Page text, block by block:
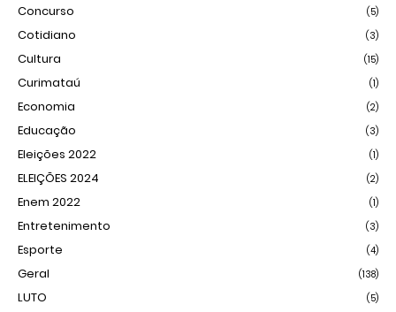
Concurso (5)
Cotidiano (3)
Cultura (15)
Curimataú (1)
Economia (2)
Educação (3)
Eleições 2022 (1)
ELEIÇÕES 2024 (2)
Enem 2022 (1)
Entretenimento (3)
Esporte (4)
Geral (138)
LUTO (5)